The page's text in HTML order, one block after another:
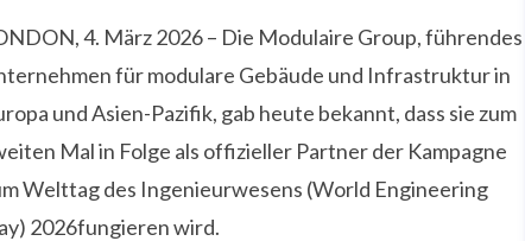
4. März 2026 – Die Modulaire Group, führendes
für modulare Gebäude und Infrastruktur in
und Asien-Pazifik, gab heute bekannt, dass sie zum
Mal in Folge als offizieller Partner der Kampagne
Welttag des Ingenieurwesens (World Engineering
2026fungieren wird.